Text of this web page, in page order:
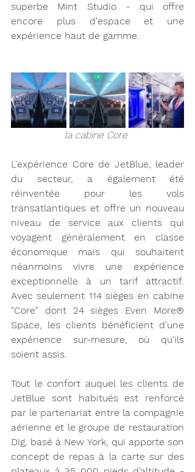
superbe Mint Studio - qui offre
encore plus d'espace et une
expérience haut de gamme.
la cabine Core
L'expérience Core de JetBlue, leader
du secteur, a également été
réinventée pour les vols
transatlantiques et offre un nouveau
niveau de service aux clients qui
voyagent généralement en classe
économique mais qui souhaitent
néanmoins vivre une expérience
exceptionnelle à un tarif attractif.
Avec seulement 114 sièges en cabine
"Core" dont 24 sièges Even More®
Space, les clients bénéficient d'une
expérience sur-mesure, où qu'ils
soient assis.
Tout le confort auquel les clients de
JetBlue sont habitués est renforcé
par le partenariat entre la compagnie
aérienne et le groupe de restauration
Dig, basé à New York, qui apporte son
concept de repas à la carte sur des